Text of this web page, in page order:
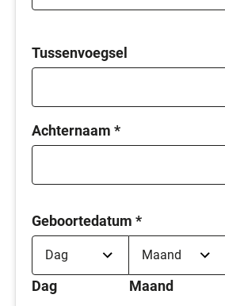
Tussenvoegsel
Achternaam *
Geboortedatum *
Dag Maand